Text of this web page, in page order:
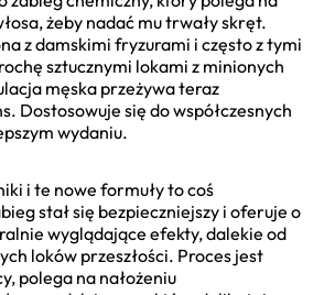
żeby nadać mu trwały skręt.
z damskimi fryzurami i często z tymi
sztucznymi lokami z minionych
męska przeżywa teraz
Dostosowuje się do współczesnych
wydaniu.
i te nowe formuły to coś
stał się bezpieczniejszy i oferuje o
wyglądające efekty, dalekie od
loków przeszłości. Proces jest
polega na nałożeniu